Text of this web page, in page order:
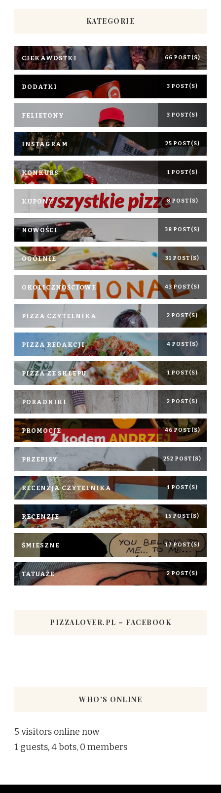
KATEGORIE
CIEKAWOSTKI 66 POST(S)
DODATKI 3 POST(S)
FELIETONY 3 POST(S)
INSTAGRAM 25 POST(S)
KONKURS 1 POST(S)
KUPONY 8 POST(S)
NOWOŚCI 38 POST(S)
OGÓLNIE 31 POST(S)
OKOLICZNOŚCIOWE 43 POST(S)
PIZZA CZYTELNIKA 2 POST(S)
PIZZA REDAKCJI 4 POST(S)
PIZZA ZE SKLEPU 1 POST(S)
PORADNIKI 2 POST(S)
PROMOCJE 46 POST(S)
PRZEPISY 252 POST(S)
RECENZJA CZYTELNIKA 1 POST(S)
RECENZJE 15 POST(S)
ŚMIESZNE 17 POST(S)
TATUAŻE 2 POST(S)
PIZZALOVER.PL – FACEBOOK
WHO'S ONLINE
5 visitors online now
1 guests,4 bots, 0 members